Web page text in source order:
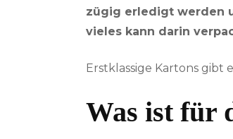
zügig erledigt werden
vieles kann darin
Erstklassige Kartons
Was ist für